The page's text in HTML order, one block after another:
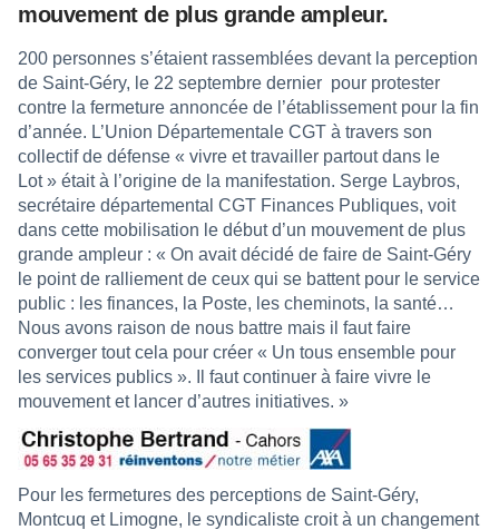
mouvement de plus grande ampleur.
200 personnes s’étaient rassemblées devant la perception
de Saint-Géry, le 22 septembre dernier pour protester
contre la fermeture annoncée de l’établissement pour la fin
d’année. L’Union Départementale CGT à travers son
collectif de défense « vivre et travailler partout dans le
Lot » était à l’origine de la manifestation. Serge Laybros,
secrétaire départemental CGT Finances Publiques, voit
dans cette mobilisation le début d’un mouvement de plus
grande ampleur : « On avait décidé de faire de Saint-Géry
le point de ralliement de ceux qui se battent pour le service
public : les finances, la Poste, les cheminots, la santé…
Nous avons raison de nous battre mais il faut faire
converger tout cela pour créer « Un tous ensemble pour
les services publics ». Il faut continuer à faire vivre le
mouvement et lancer d’autres initiatives. »
Pour les fermetures des perceptions de Saint-Géry,
Montcuq et Limogne, le syndicaliste croit à un changement